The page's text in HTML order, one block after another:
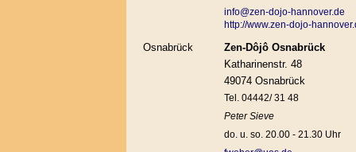
info@zen-dojo-hannover.de
http://www.zen-dojo-
Osnabrück
Zen-Dôjô Osnabrück
Katharinenstr. 48
49074 Osnabrück
Tel. 04442/ 31 48
Peter Sieve
do. u. so. 20.00 - 21.30 Uhr